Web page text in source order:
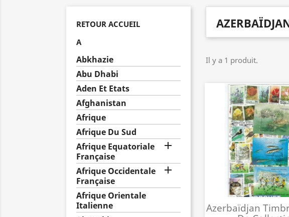
RETOUR ACCUEIL
A
Abkhazie
Abu Dhabi
Aden Et Etats
Afghanistan
Afrique
Afrique Du Sud
Afrique Equatoriale
Française

Afrique Occidentale
Française

Afrique Orientale
Italienne
Il y a 1 produit.
Azerbaïdjan